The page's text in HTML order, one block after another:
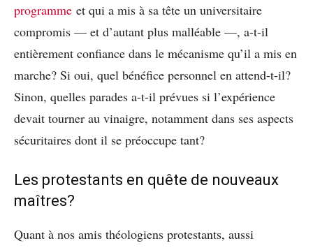
programme et qui a mis à sa tête un universitaire
compromis — et d’autant plus malléable —, a-t-il
entièrement confiance dans le mécanisme qu’il a mis en
marche? Si oui, quel bénéfice personnel en attend-t-il?
Sinon, quelles parades a-t-il prévues si l’expérience
devait tourner au vinaigre, notamment dans ses aspects
sécuritaires dont il se préoccupe tant?
Les protestants en quête de nouveaux
maîtres?
Quant à nos amis théologiens protestants, aussi